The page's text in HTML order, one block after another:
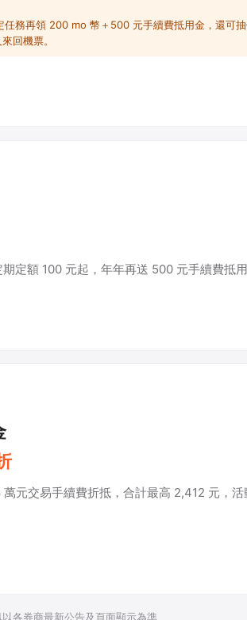
務再領 200 mo 幣＋500 元手續費抵用金，還可
回機票。
定額 100 元起，年年再送 500 元手續費抵
元交易手續費折抵，合計最高 2,412 元，活
以各券商最新公告及頁面顯示為準